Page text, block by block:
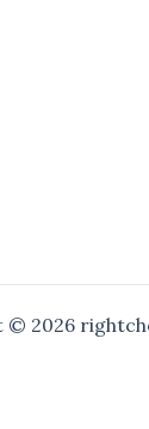
© 2026